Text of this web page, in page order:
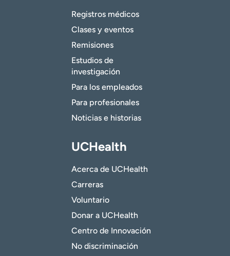
Registros médicos
Clases y eventos
Remisiones
Estudios de
investigación
Para los empleados
Para profesionales
Noticias e historias
UCHealth
Acerca de UCHealth
Carreras
Voluntario
Donar a UCHealth
Centro de Innovación
No discriminación